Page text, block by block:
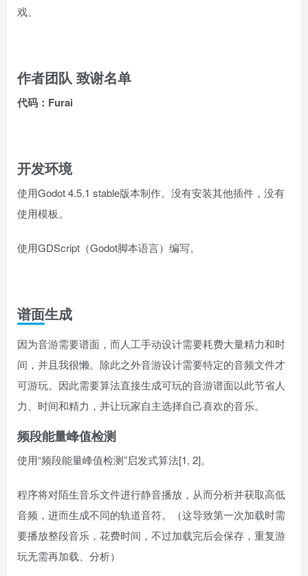
戏。
作者团队 致谢名单
代码：Furai
开发环境
使用Godot 4.5.1 stable版本制作。没有安装其他插件，没有
使用模板。
使用GDScript（Godot脚本语言）编写。
谱面生成
因为音游需要谱面，而人工手动设计需要耗费大量精力和时
间，并且我很懒。除此之外音游设计需要特定的音频文件才
可游玩。因此需要算法直接生成可玩的音游谱面以此节省人
力、时间和精力，并让玩家自主选择自己喜欢的音乐。
频段能量峰值检测
使用“频段能量峰值检测”启发式算法[1, 2]。
程序将对陌生音乐文件进行静音播放，从而分析并获取高低
音频，进而生成不同的轨道音符。（这导致第一次加载时需
要播放整段音乐，花费时间，不过加载完后会保存，重复游
玩无需再加载、分析）